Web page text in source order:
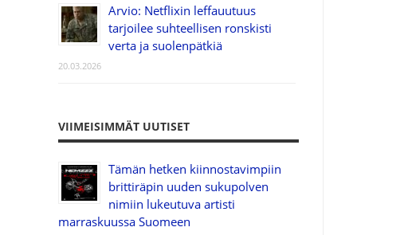
Arvio: Netflixin leffauutuus
tarjoilee suhteellisen ronskisti
verta ja suolenpätkiä
20.03.2026
VIIMEISIMMÄT UUTISET
Tämän hetken kiinnostavimpiin
brittiräpin uuden sukupolven
nimiin lukeutuva artisti
marraskuussa Suomeen